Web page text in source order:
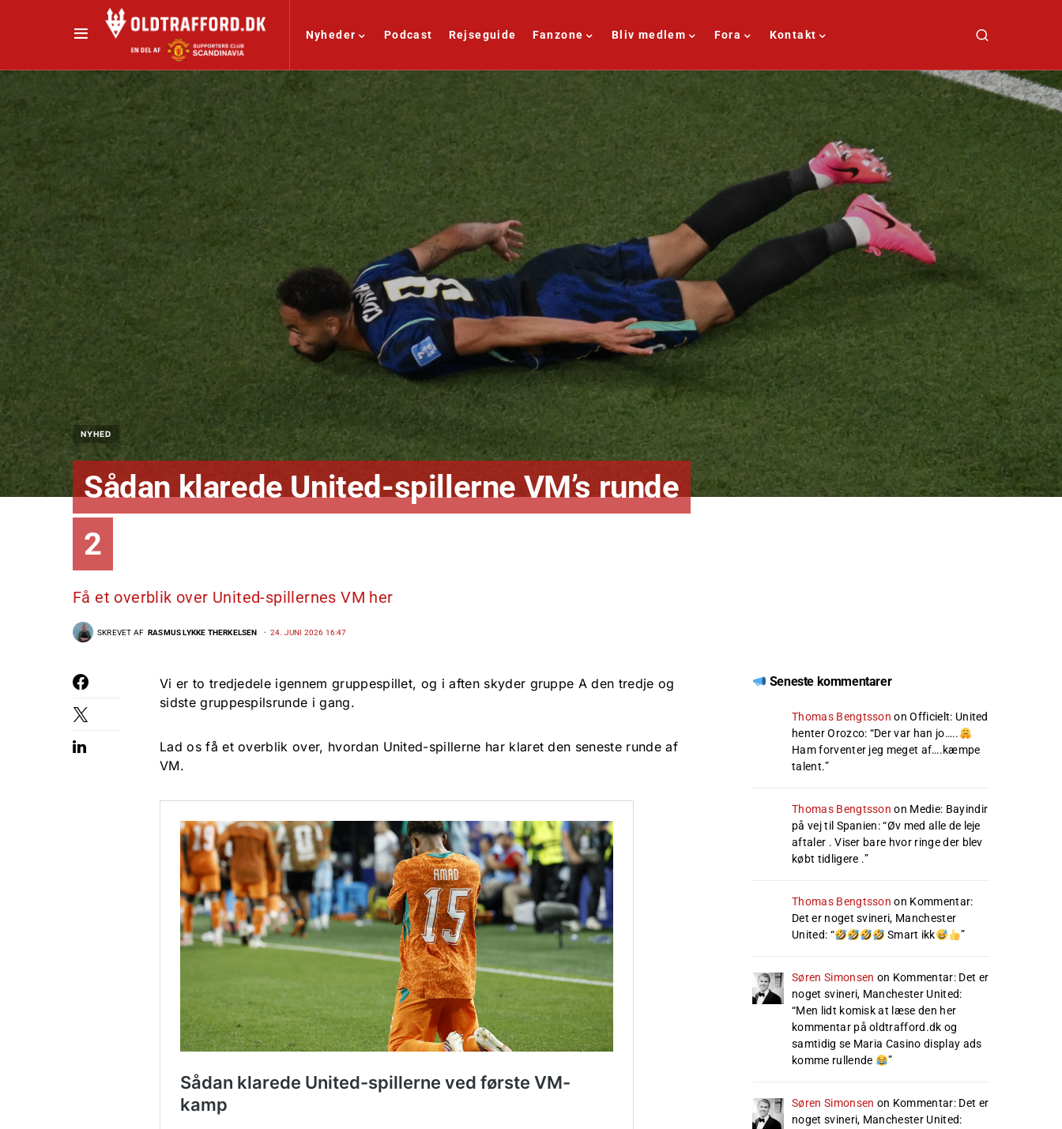
Nyheder Podcast Rejseguide Fanzone Bliv medlem Fora Kontakt
NYHED
Sådan klarede United-spillerne VM’s runde
2
Få et overblik over United-spillernes VM her
SKREVET AF RASMUS LYKKE THERKELSEN 24. JUNI 2026 16:47
Vi er to tredjedele igennem gruppespillet, og i aften skyder gruppe A den tredje og
sidste gruppespilsrunde i gang.
Lad os få et overblik over, hvordan United-spillerne har klaret den seneste runde af
VM.
Seneste kommentarer
Thomas Bengtsson onOfficielt: United
henter Orozco: “Der var han jo…..
Ham forventer jeg meget af….kæmpe
talent.”
Thomas Bengtsson on Medie: Bayindir
på vej til Spanien: “Øv med alle de leje
aftaler . Viser bare hvor ringe der blev
købt tidligere .”
Thomas Bengtsson on Kommentar:
Det er noget svineri, Manchester
United: “ Smart ikk ”
Søren Simonsen on Kommentar: Det er
noget svineri, Manchester United:
“Men lidt komisk at læse den her
kommentar på oldtrafford.dk og
samtidig se Maria Casino display ads
komme rullende
”
Søren Simonsen on Kommentar: Det er
noget svineri, Manchester United: